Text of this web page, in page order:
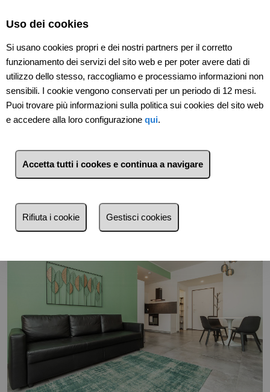
Indietro
Uso dei cookies
Si usano cookies propri e dei nostri partners per il corretto
funzionamento dei servizi del sito web e per poter avere dati di
utilizzo dello stesso, raccogliamo e processiamo informazioni non
sensibili. I cookie vengono conservati per un periodo di 12 mesi.
Puoi trovare più informazioni sulla politica sui cookies del sito web
e accedere alla loro configurazione qui.
Accetta tutti i cookes e continua a navigare
Rifiuta i cookie Gestisci cookies